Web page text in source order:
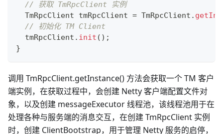
// 获取 TmRpcClient 实例
TmRpcClient tmRpcClient = TmRpcClient .
// 初始化 TM Client
  tmRpcClient
. init ( ) ;
}
调用 TmRpcClient.getInstance() 方法会获取一个 TM 客户
端实例，在获取过程中，会创建 Netty 客户端配置文件对
象，以及创建 messageExecutor 线程池，该线程池用于在
处理各种与服务端的消息交互，在创建 TmRpcClient 实例
时，创建 ClientBootstrap，用于管理 Netty 服务的启停，